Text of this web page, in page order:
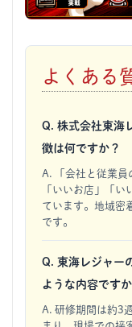
よくある
Q. 株式会社東海
徴は何ですか？
A. 「会社と従業員
「いいお店」「
ています。地域密
です。
Q. 東海レジャー
ような内容ですか
A. 研修期間は約3